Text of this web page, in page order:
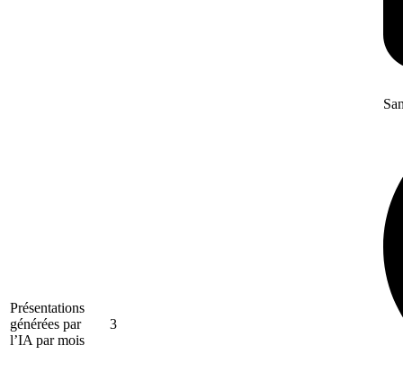
Présentations
générées par
l’IA par mois
3